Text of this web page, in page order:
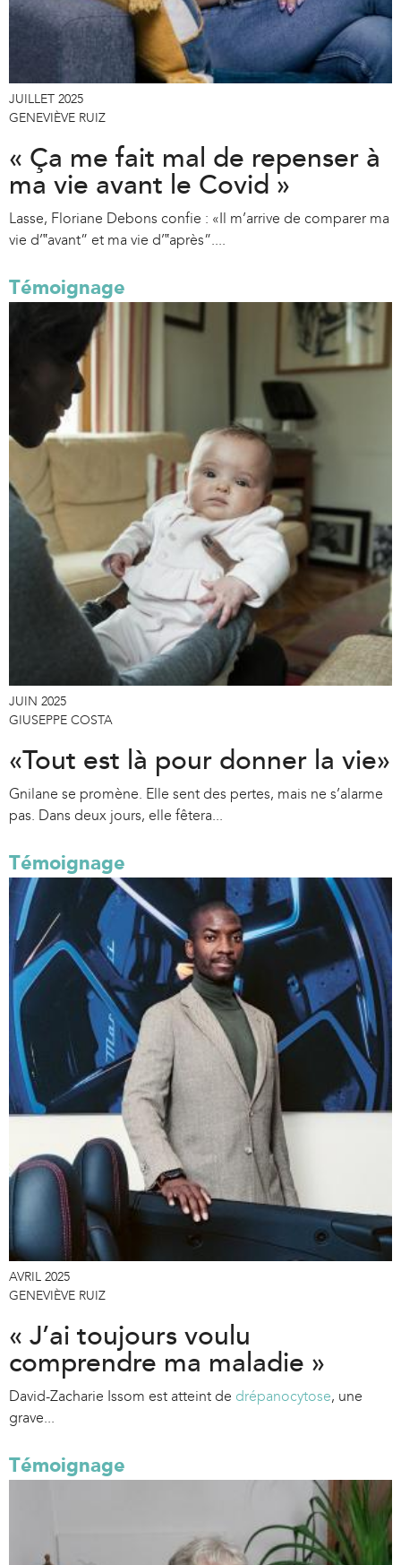
JUILLET 2025
GENEVIÈVE RUIZ
« Ça me fait mal de repenser à
ma vie avant le Covid »
Lasse, Floriane Debons confie : «Il m’arrive de comparer ma
vie d’‟avant” et ma vie d’‟après”....
Témoignage
JUIN 2025
GIUSEPPE COSTA
«Tout est là pour donner la vie»
Gnilane se promène. Elle sent des pertes, mais ne s’alarme
pas. Dans deux jours, elle fêtera...
Témoignage
AVRIL 2025
GENEVIÈVE RUIZ
« J’ai toujours voulu
comprendre ma maladie »
David-Zacharie Issom est atteint de drépanocytose, une
grave...
Témoignage